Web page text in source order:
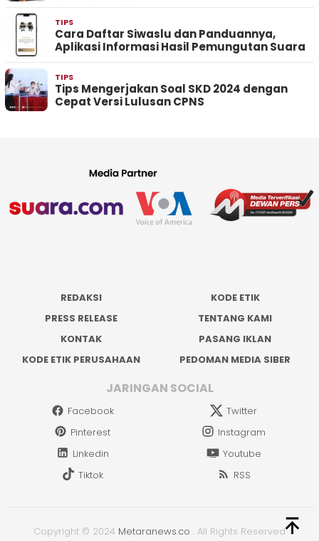
TIPS
Cara Daftar Siwaslu dan Panduannya,
Aplikasi Informasi Hasil Pemungutan Suara
TIPS
Tips Mengerjakan Soal SKD 2024 dengan
Cepat Versi Lulusan CPNS
REDAKSI
KODE ETIK
PRESS RELEASE
TENTANG KAMI
KONTAK
PASANG IKLAN
KODE ETIK PERUSAHAAN
PEDOMAN MEDIA SIBER
JARINGAN SOCIAL
Facebook
Twitter
Pinterest
Instagram
Linkedin
Youtube
Tiktok
RSS
Copyright © 2024 Metaranews.co . All Rights Reserved